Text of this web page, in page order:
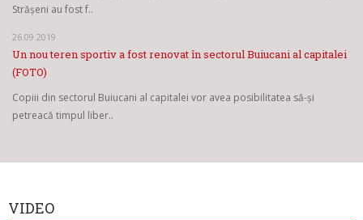
Strășeni au fost f..
26.09.2019
Un nou teren sportiv a fost renovat în sectorul Buiucani al capitalei
(FOTO)
Copiii din sectorul Buiucani al capitalei vor avea posibilitatea să-și
petreacă timpul liber..
VIDEO